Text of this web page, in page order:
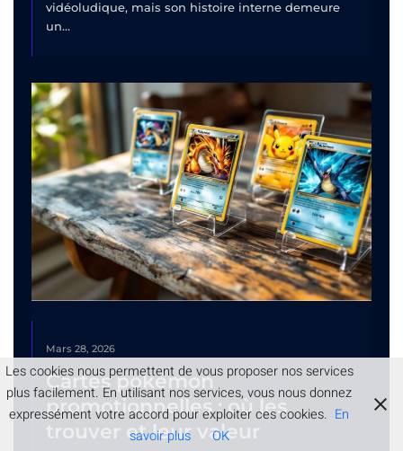
vidéoludique, mais son histoire interne demeure
un...
Mars 28, 2026
Cartes pokémon
promotionnelles : où les
trouver et leur valeur
Les cookies nous permettent de vous proposer nos services
plus facilement. En utilisant nos services, vous nous donnez
expressément votre accord pour exploiter ces cookies. En
savoir plus
OK